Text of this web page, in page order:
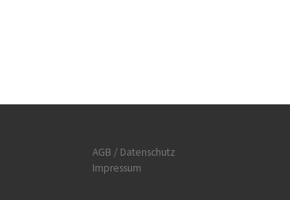
AGB / Datenschutz
Impressum